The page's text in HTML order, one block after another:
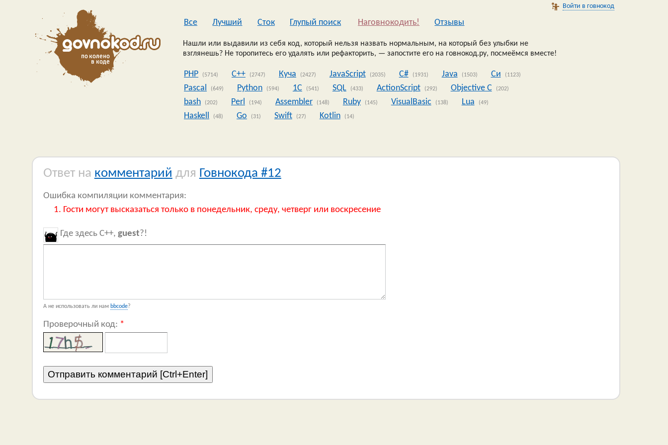
Войти в говнокод
Все Лучший Сток Глупый поиск Наговнокодить! Oтзывы
Нашли или выдавили из себя код, который нельзя назвать нормальным, на который без улыбки не
взглянешь? Не торопитесь его удалять или рефакторить, — запостите его на говнокод.ру, посмеёмся вместе!
PHP (5714) C++ (2747) Куча (2427) JavaScript (2035) C# (1931) Java (1503) Си (1123)
Pascal (649) Python (594) 1C (541) SQL (433) ActionScript (292) Objective C (202)
bash (202) Perl (194) Assembler (148) Ruby (145) VisualBasic (138) Lua (49)
Haskell (48) Go (31) Swift (27) Kotlin (14)
Ответ на комментарий для Говнокода #12
Ошибка компиляции комментария:
Гости могут высказаться только в понедельник, среду, четверг или воскресение
Где здесь C++, guest?!
А не использовать ли нам bbcode?
Проверочный код: *